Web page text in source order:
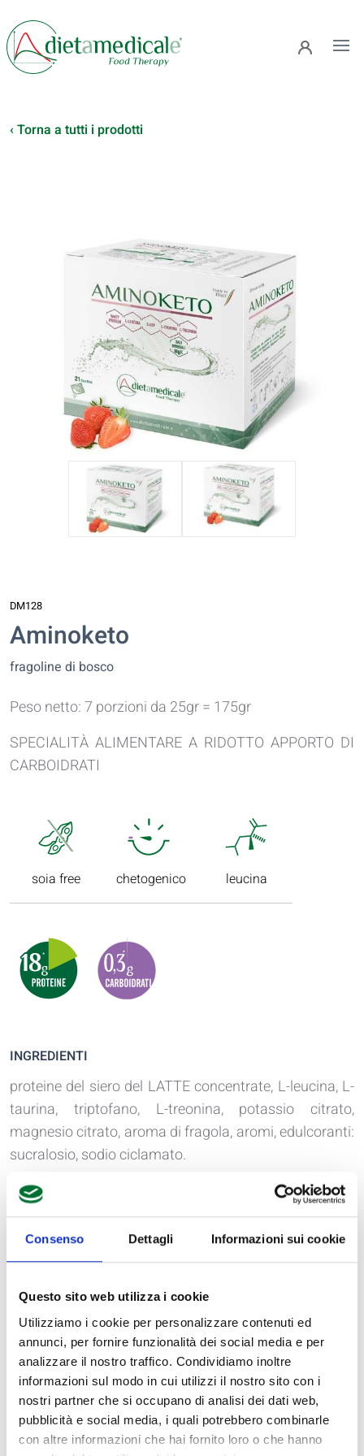
Consenso Dettagli Informazioni sui cookie
Questo sito web utilizza i cookie
Utilizziamo i cookie per personalizzare contenuti ed
annunci, per fornire funzionalità dei social media e per
analizzare il nostro traffico. Condividiamo inoltre
informazioni sul modo in cui utilizzi il nostro sito con i
nostri partner che si occupano di analisi dei dati web,
pubblicità e social media, i quali potrebbero combinarle
con altre informazioni che hai fornito loro o che hanno
‹ Torna a tutti i prodotti
DM128
Aminoketo
fragoline di bosco
Peso netto: 7 porzioni da 25gr = 175gr
SPECIALITÀ ALIMENTARE A RIDOTTO APPORTO DI
CARBOIDRATI
soia free chetogenico leucina
INGREDIENTI
proteine del siero del LATTE concentrate, L-leucina, L-
taurina, triptofano, L-treonina, potassio citrato,
magnesio citrato, aroma di fragola, aromi, edulcoranti:
sucralosio, sodio ciclamato.
VALORI NUTRIZIONALI
medi
100g
25g
Energia
312 Kcal
78 Kcal
Grassi
- di cui acidi grassi saturi
1.00g
Carboidrati
1.40g
0.35g
- di cui zuccheri
0.50g
Proteine
72.00g
18.00g
0.14g
- di cui sodio
56mg
14mg
Potassio
1600mg
400mg
Magnesio
160mg 40.00mg